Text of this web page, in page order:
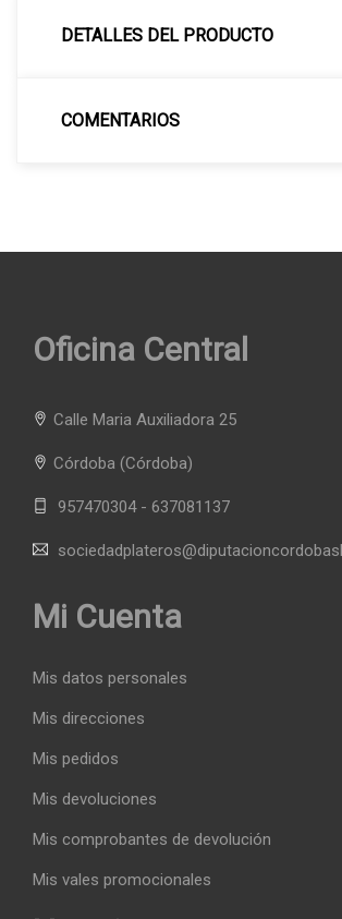
DETALLES DEL PRODUCTO
COMENTARIOS
Oficina Central
Calle Maria Auxiliadora 25
Córdoba (Córdoba)
957470304 - 637081137
Mi Cuenta
Mis datos personales
Mis direcciones
Mis pedidos
Mis devoluciones
Mis comprobantes de devolución
Mis vales promocionales